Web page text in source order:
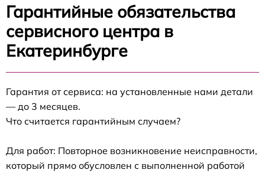
Гарантийные обязательства
сервисного центра в
Екатеринбурге
Гарантия от сервиса: на установленные нами детали
— до 3 месяцев.
Что считается гарантийным случаем?
Для работ: Повторное возникновение неисправности,
который прямо обусловлен с выполненной работой